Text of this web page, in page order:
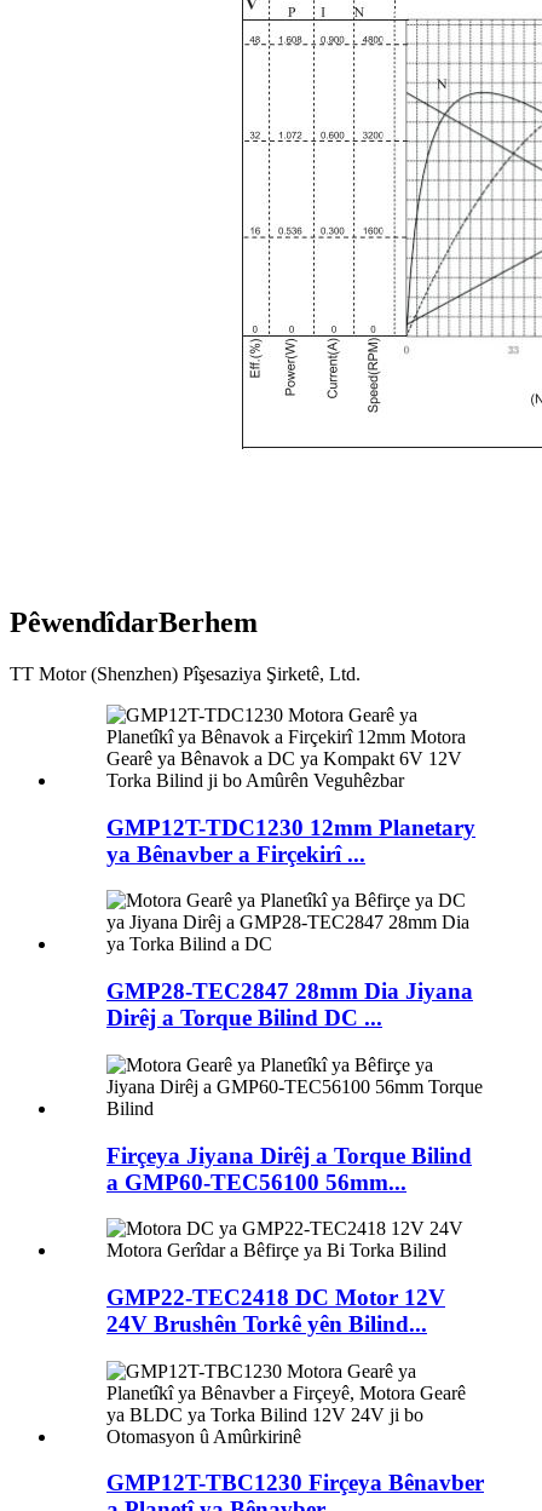
PêwendîdarBerhem
TT Motor (Shenzhen) Pîşesaziya Şirketê, Ltd.
GMP12T-TDC1230 12mm Planetary
ya Bênavber a Firçekirî ...
GMP28-TEC2847 28mm Dia Jiyana
Dirêj a Torque Bilind DC ...
Firçeya Jiyana Dirêj a Torque Bilind
a GMP60-TEC56100 56mm...
GMP22-TEC2418 DC Motor 12V
24V Brushên Torkê yên Bilind...
GMP12T-TBC1230 Firçeya Bênavber